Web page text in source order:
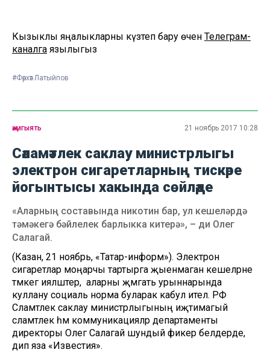
Кызыклы яңалыкларны күзәтеп бару өчен Телеграм-
каналга язылыгыз
#Фәрхәт Латыйпов
җәмгыять 21 ноябрь 2017 10:28
Сәламәтлек саклау министрлыгы
электрон сигаретларның тискәре
йогынтысы хакында сөйләде
«Аларның составында никотин бар, ул кешеләрдә
тәмәкегә бәйлелек барлыкка китерә», – ди Олег
Салагай.
(Казан, 21 ноябрь, «Татар-информ»). Электрон
сигаретлар моңарчы тартырга җыенмаган кешеләрне
тәмәкегә ияләштерә, ә аларны җәмәгать урыннарында
куллану социаль норма буларак кабул ителә. РФ
Сәламәтлек саклау министрлыгының иҗтимагый
сәламәтлек һәм коммуникацияләр департаменты
директоры Олег Салагай шундый фикер белдерде,
дип яза «Известия».